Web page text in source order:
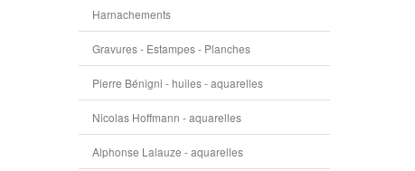
Harnachements
Gravures - Estampes - Planches
Pierre Bénigni - huiles - aquarelles
Nicolas Hoffmann - aquarelles
Alphonse Lalauze - aquarelles